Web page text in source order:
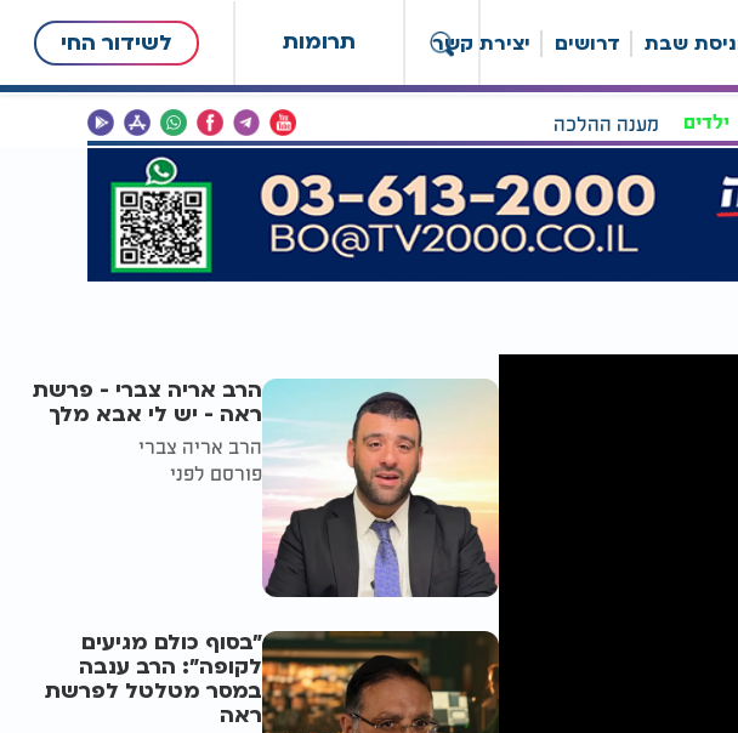
תרומות לשידור החי שבת דרושים יצירת קשר
ילדים מענה ההלכה
הרב אריה צברי - פרשת
ראה - יש לי אבא מלך
הרב אריה צברי
פורסם לפני
"בסוף כולם מגיעים
לקופה": הרב ענבה
במסר מטלטל לפרשת
ראה